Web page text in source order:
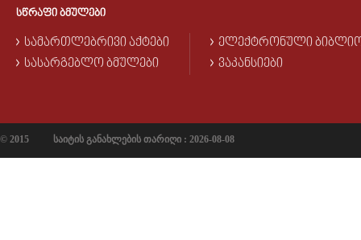
ᲡᲬᲠᲐᲤᲘ ᲑᲛᲣᲚᲔᲑᲘ
ᲡᲐᲛᲐᲠᲗᲚᲔᲑᲠᲘᲕᲘ ᲐᲥᲢᲔᲑᲘ
ᲡᲐᲡᲐᲠᲒᲔᲑᲚᲝ ᲑᲛᲣᲚᲔᲑᲘ
ᲔᲚᲔᲥᲢᲠᲝᲜᲣᲚᲘ
ᲕᲐᲙᲐᲜᲡᲘᲔᲑᲘ
© 2015 საიტის განახლების თარიღი : 2026-08-08